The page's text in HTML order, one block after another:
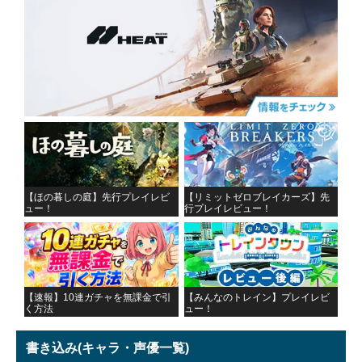
【ほの暮しの庭】先行プレイレビ
ュー！
【リミットゼロブレイカーズ】先
行プレイレビュー！
【速報】10連ガチャを無課金で引
く方法
【みんなのトレイン】プレイレビ
ュー！
書き込み(キャラ・声優一覧)